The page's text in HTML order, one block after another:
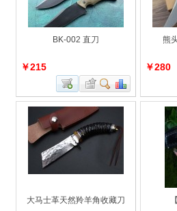
BK-002 直刀
￥215
熊
￥280
大马士革天然羚羊角收藏刀